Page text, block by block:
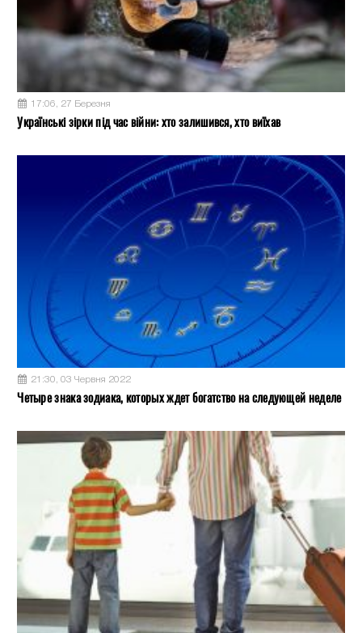
17:06, 27 Березня
Українські зірки під час війни: хто залишився, хто виїхав
21:30, 03 Червня 2022
Четыре знака зодиака, которых ждет богатство на следующей неделе